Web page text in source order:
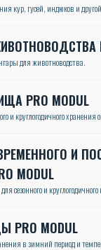
кур, гусей, индюков и
для животноводства.
PRO MODUL
и круглогодичного хранения
И
MODUL
сезонного и
MODUL
в зимний период и